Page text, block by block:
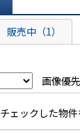
販売中（1）
画像優
チェックした物